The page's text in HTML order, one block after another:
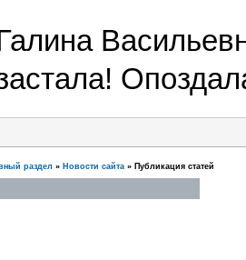
раздел » Новости сайта » Публикация статей